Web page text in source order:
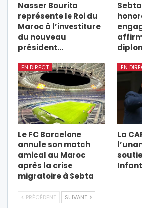
Nasser Bourita
représente le Roi du
Maroc à l’investiture
du nouveau
président…
Sebta
EN DIRECT
Le FC Barcelone
annule son match
amical au Maroc
après la crise
migratoire à Sebta
EN
La
PRÉCÉDENT SUIVANT